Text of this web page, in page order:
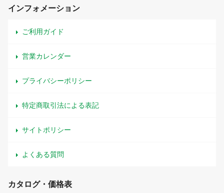
インフォメーション
ご利用ガイド
営業カレンダー
プライバシーポリシー
特定商取引法による表記
サイトポリシー
よくある質問
カタログ・価格表